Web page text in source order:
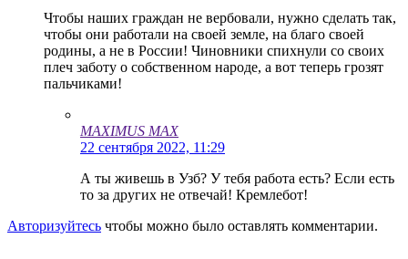
Чтобы наших граждан не вербовали, нужно сделать так,
чтобы они работали на своей земле, на благо своей
родины, а не в России! Чиновники спихнули со своих
плеч заботу о собственном народе, а вот теперь грозят
пальчиками!
MAXIMUS MAX
22 сентября 2022, 11:29
А ты живешь в Узб? У тебя работа есть? Если есть
то за других не отвечай! Кремлебот!
Авторизуйтесь чтобы можно было оставлять комментарии.